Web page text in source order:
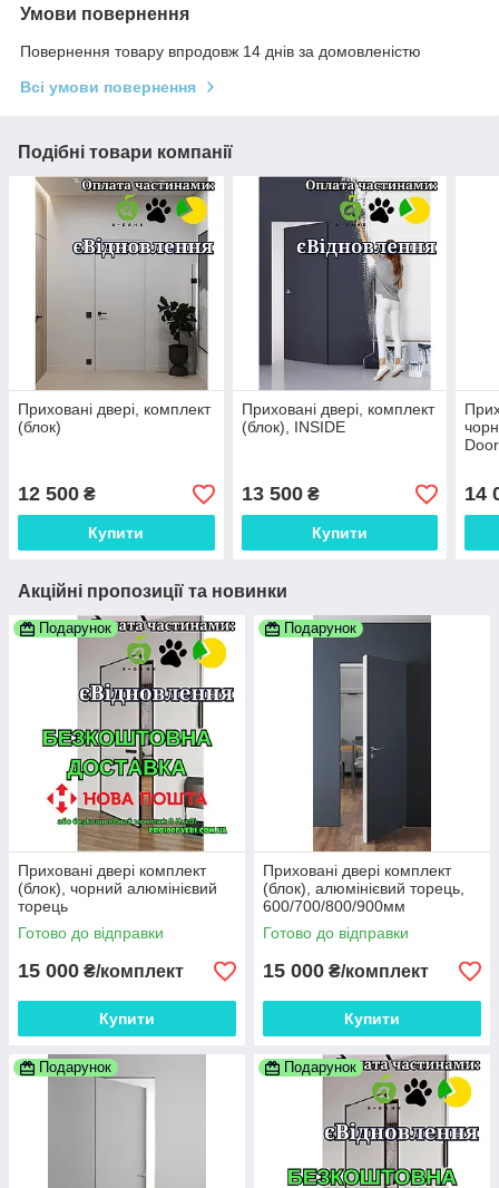
Умови повернення
Повернення товару впродовж 14 днів за домовленістю
Всі умови повернення
Подібні товари компанії
Приховані двері, комплект
(блок)
12 500 ₴
Купити
Приховані двері, комплект
(блок), INSIDE
13 500₴
Купити
14
Акційні пропозиції та новинки
Подарунок
Приховані двері комплект
(блок), чорний алюмінієвий
торець
Готово до відправки
15 000 ₴/комплект
Купити
Подарунок
Приховані двері комплект
(блок), алюмінієвий торець,
600/700/800/900мм
Готово до відправки
15 000 ₴/комплект
Купити
Подарунок Подарунок